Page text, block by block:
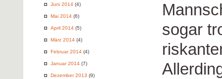
Juni 2014 (4)
Mai 2014 (6)
April 2014 (5)
März 2014 (4)
Februar 2014 (4)
Januar 2014 (7)
Dezember 2013 (9)
sogar